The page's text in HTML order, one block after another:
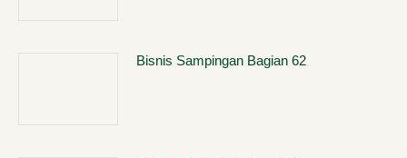
Bisnis Sampingan Bagian 62